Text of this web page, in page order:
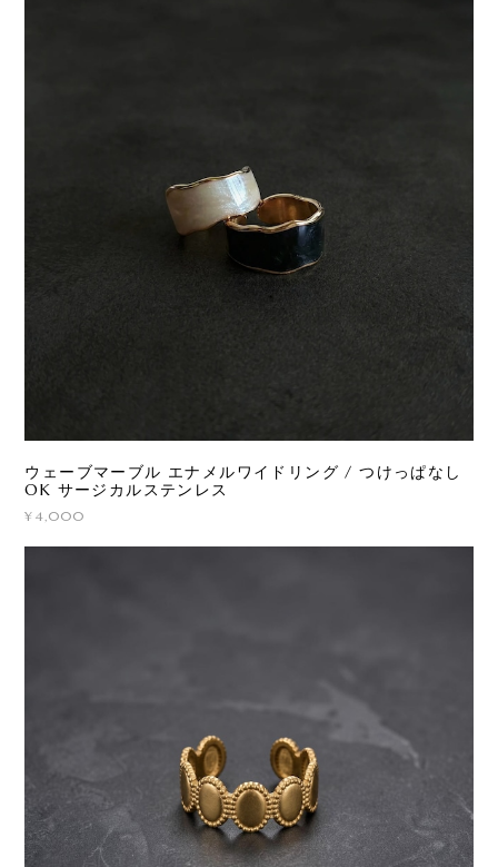
ウェーブマーブル エナメルワイドリング / つけっぱなし
OK サージカルステンレス
¥4,000